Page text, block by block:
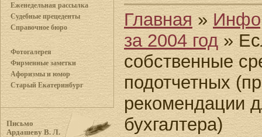
Еженедельная рассылка
Судебные прецеденты
Справочное бюро
Фотогалерея
Фирменные заметки
Афоризмы и юмор
Старый Екатеринбург
Письмо
Ардашеву В. Л.
Главная »
за 2004 год»
собственные
подотчетных
рекомендации
бухгалтера)